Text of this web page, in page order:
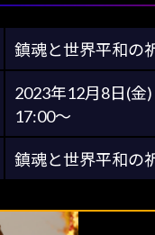
鎮魂と世界平和の
2023年12月8日(金)
17:00～
鎮魂と世界平和の